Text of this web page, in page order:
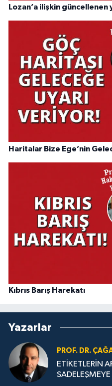
Lozan’a ilişkin güncellenen
Haritalar Bize Ege’nin
Kıbrıs Barış Harekatı
Yazarlar
PROF. DR.
ETİKETLERİN